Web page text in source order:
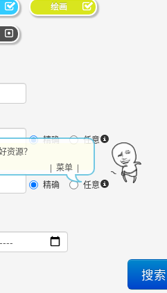
绘画
精确 任意
精确 任意
| 菜单 |